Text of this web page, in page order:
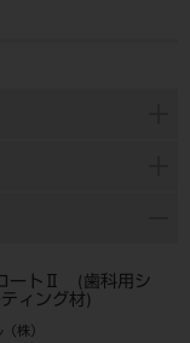
ートⅡ (歯科用シ
ィング材)
株）